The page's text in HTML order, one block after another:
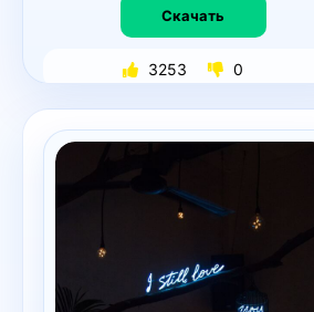
Скачать
3253 0